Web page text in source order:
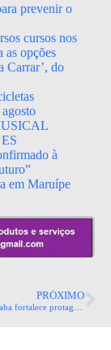
prevenir o
cursos nos
as opções
Carrar’, do
à
em Maruípe
PRÓXIMO